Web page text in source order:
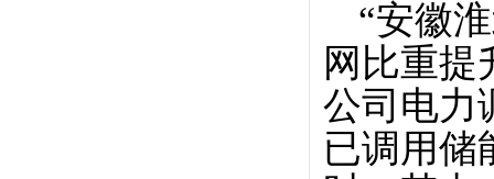
“安徽
网比重提
公司电力
已调用储